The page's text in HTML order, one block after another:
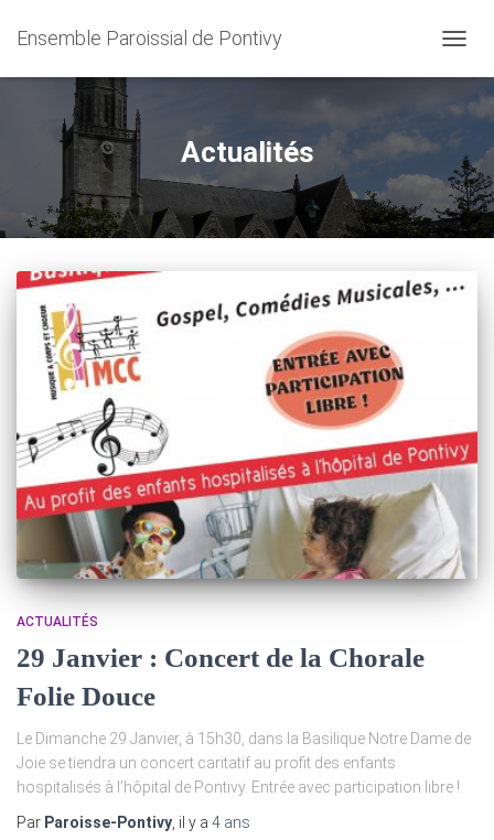
Ensemble Paroissial de Pontivy
LA
Actualités
ACTUALITÉS
29 Janvier : Concert de la Chorale
Folie Douce
Le Dimanche 29 Janvier, à 15h30, dans la Basilique Notre Dame de
Joie se tiendra un concert caritatif au profit des enfants
hospitalisés à l’hôpital de Pontivy. Entrée avec participation libre !
Par Paroisse-Pontivy , il y a 4 ans